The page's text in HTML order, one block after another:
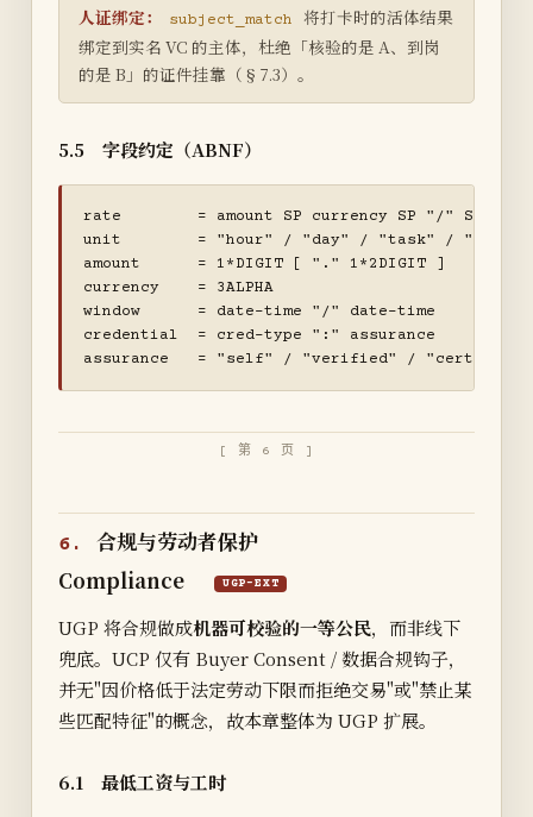
人证绑定： subject_match
将打卡时的活体结果
绑定到实名 VC 的主体，杜绝「核验的是 A、到岗
的是 B」的证件挂靠（§7.3）。
5.5 字段约定（ABNF）
rate        = amount SP currency SP "/" SP unit
unit        = "hour" / "day" / "task" / "piece"
amount      = 1*DIGIT [ "." 1*2DIGIT ]
currency    = 3ALPHA                       ; ISO
window      = date-time "/" date-time       ;
credential  = cred-type ":" assurance       ; 见
assurance   = "self" / "verified" / "certified"
[ 第 6 页 ]
6.
合规与劳动者保护
Compliance
UGP-EXT
UGP 将合规做成机器可校验的一等公民，而非线下
兜底。UCP 仅有 Buyer Consent / 数据合规钩子，
并无"因价格低于法定劳动下限而拒绝交易"或"禁止某
些匹配特征"的概念，故本章整体为 UGP 扩展。
6.1 最低工资与工时